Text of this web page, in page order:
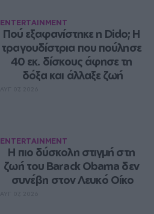
ENTERTAINMENT
Πού εξαφανίστηκε η Dido; Η
τραγουδίστρια που πούλησε
40 εκ. δίσκους άφησε τη
δόξα και άλλαξε ζωή
ENTERTAINMENT
Η πιο δύσκολη στιγμή στη
ζωή του Barack Obama δεν
συνέβη στον Λευκό Οίκο